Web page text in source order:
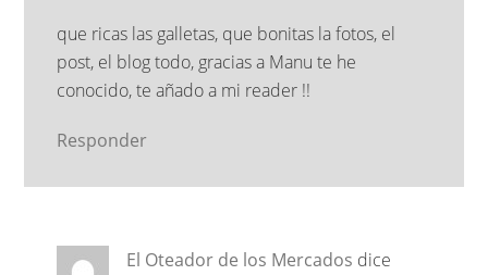
que ricas las galletas, que bonitas la fotos, el
post, el blog todo, gracias a Manu te he
conocido, te añado a mi reader !!
Responder
El Oteador de los Mercados dice